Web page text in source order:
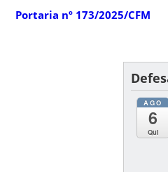
Portaria nº 173/2025/CFM
AGO
6
Qui